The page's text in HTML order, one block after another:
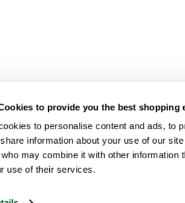
to provide you the best shopping
to personalise content and ads, to
information about your use of our
may combine it with other information
use of their services.